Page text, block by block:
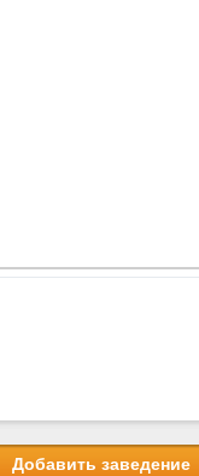
Добавить заведение